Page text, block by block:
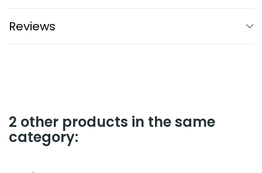
Reviews
2 other products in the same
category: